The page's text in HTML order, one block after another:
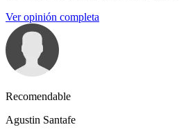
Ver opinión completa
Recomendable
Agustin Santafe